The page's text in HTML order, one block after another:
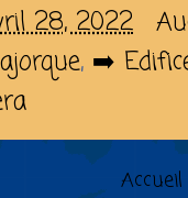
28, 2022
, ➡️
Accueil